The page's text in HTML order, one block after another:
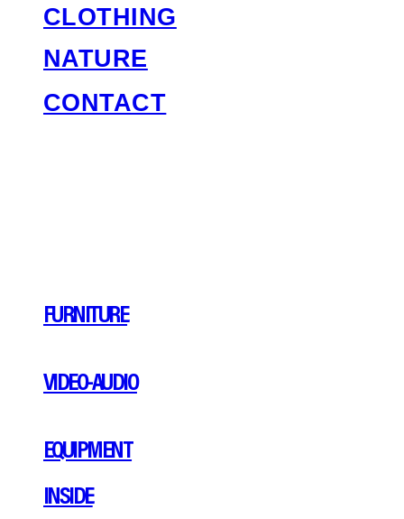
CLOTHING
NATURE
CONTACT
FURNITURE
VIDEO-AUDIO
EQUIPMENT
INSIDE